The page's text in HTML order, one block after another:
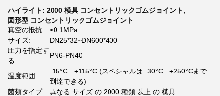
ハイライト: 2000 模具 コンセントリックゴムジョイント,
図形型 コンセントリックゴムジョイント
真空の抵抗:
≤0.1MPa
サイズ:
DN25*32~DN600*400
圧力を指定す
る:
PN6-PN40
温度範囲:
-15°C - +115°C (スペシャルは -30°C - +250°Cまで
到達できる)
菌類タイプ:
異なる サイズ の 2000 種類 以上 の 模具